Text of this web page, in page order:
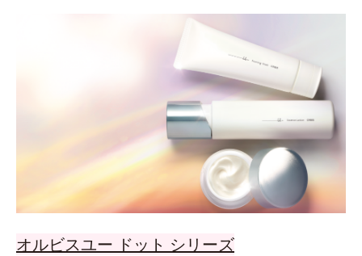
オルビスユー ドット シリーズ